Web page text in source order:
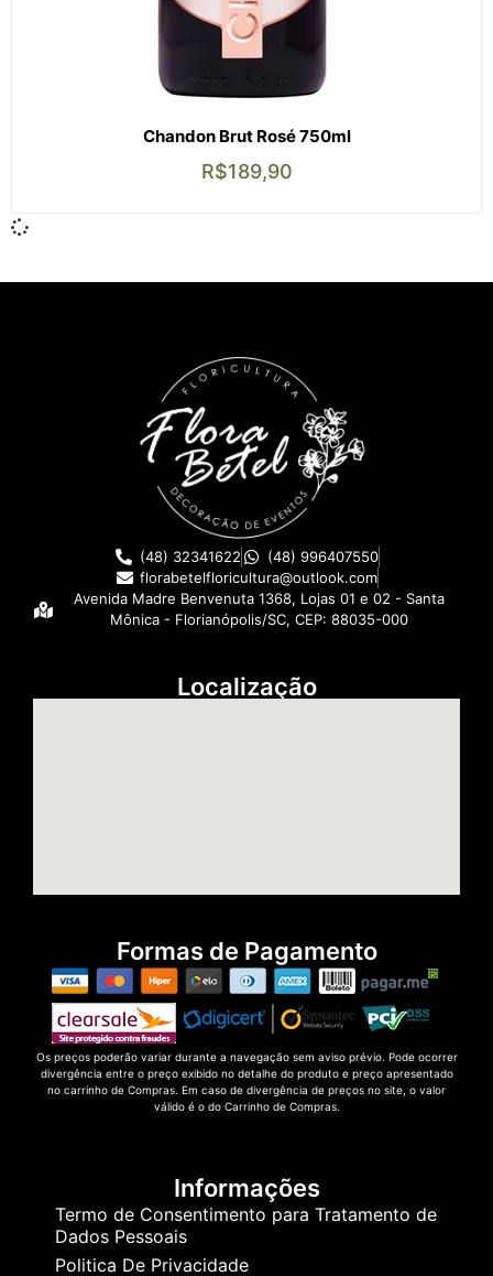
Chandon Brut Rosé 750ml
R$189,90
(48) 32341622
(48) 996407550
florabetelfloricultura@outlook.com
Avenida Madre Benvenuta 1368, Lojas 01 e 02 - Santa
Mônica - Florianópolis/SC, CEP: 88035-000
Localização
Formas de Pagamento
Os preços poderão variar durante a navegação sem aviso prévio. Pode ocorrer
divergência entre o preço exibido no detalhe do produto e preço apresentado
no carrinho de Compras. Em caso de divergência de preços no site, o valor
válido é o do Carrinho de Compras.
Informações
Termo de Consentimento para Tratamento de
Dados Pessoais
Politica De Privacidade